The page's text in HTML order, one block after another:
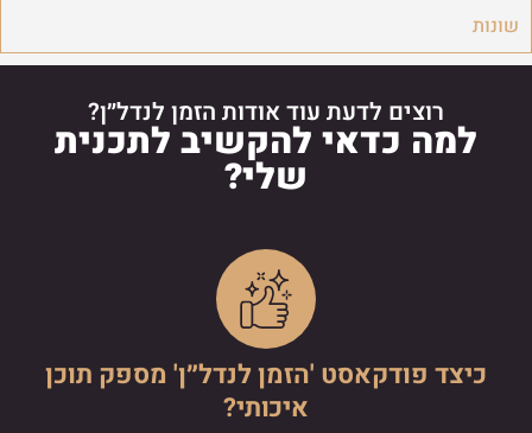
שונות
רוצים לדעת עוד אודות הזמן לנדל״ן?
למה כדאי להקשיב לתכנית
שלי?
כיצד פודקאסט 'הזמן לנדל״ן' מספק תוכן
איכותי?